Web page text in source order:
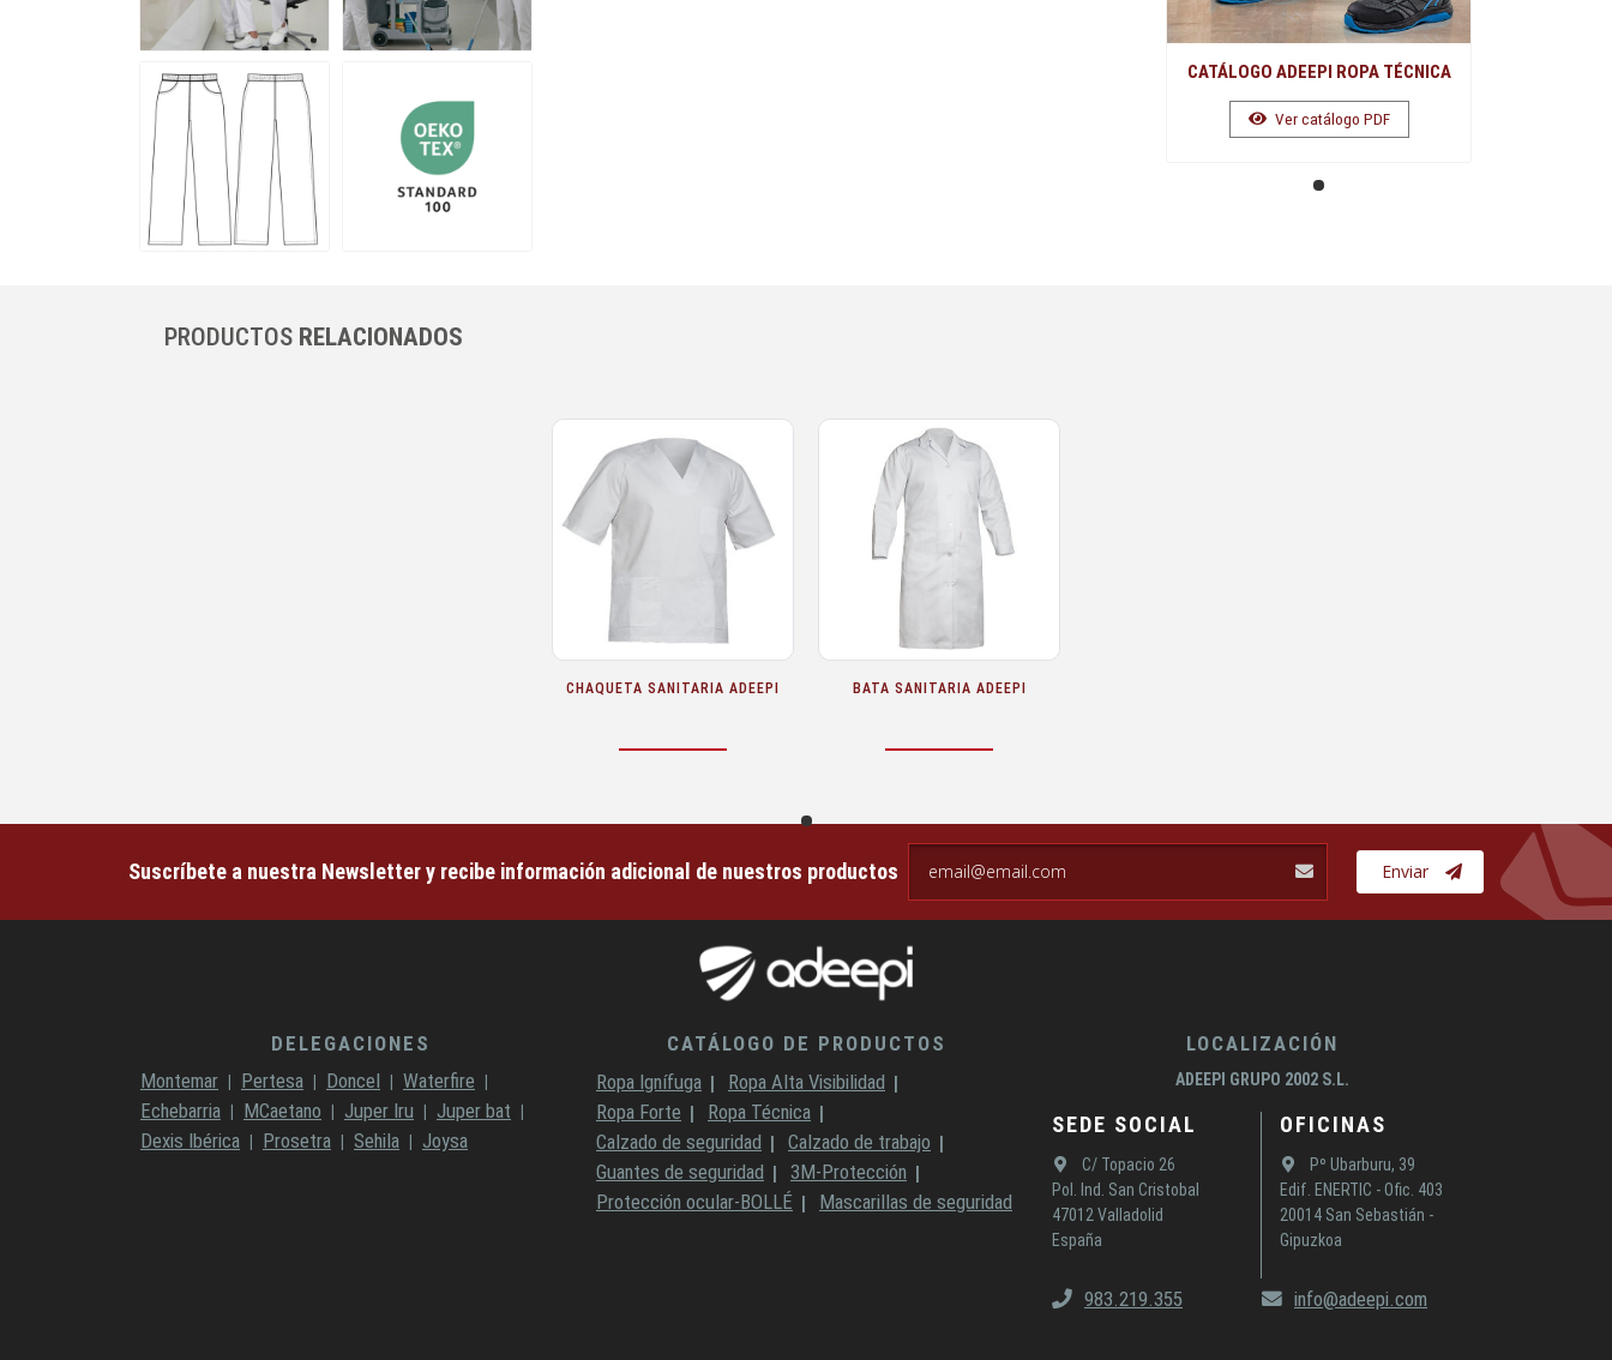
CATÁLOGO ADEEPI ROPA TÉCNICA
Ver catálogo PDF
PRODUCTOS RELACIONADOS
CHAQUETA SANITARIA ADEEPI BATA SANITARIA ADEEPI
Suscríbete a nuestra Newsletter y recibe información adicional de nuestros productosemail@email.com Enviar
DELEGACIONES
Montemar
Pertesa Doncel
Waterfire
Echebarria
MCaetano Juper Iru
Juper bat
Dexis Ibérica
Prosetra Sehila Joysa
CATÁLOGO DE PRODUCTOS
Ropa Ignífuga
Ropa Alta Visibilidad
Ropa Forte
Ropa Técnica
Calzado de seguridad
Calzado de trabajo
Guantes de seguridad
3M-Protección
Protección ocular-BOLLÉ
Mascarillas de seguridad
LOCALIZACIÓN
ADEEPI GRUPO 2002 S.L.
SEDE SOCIAL
C/ Topacio 26
Pol. Ind. San Cristobal
47012 Valladolid
España
OFICINAS
Pº Ubarburu, 39
Edif. ENERTIC - Ofic. 403
20014 San Sebastián -
Gipuzkoa
983.219.355 info@adeepi.com